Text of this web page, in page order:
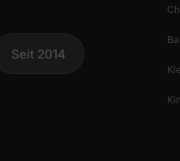
Seit 2014